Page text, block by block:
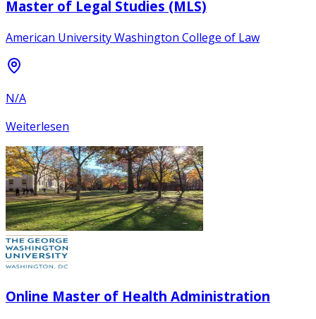
Master of Legal Studies (MLS)
American University Washington College of Law
N/A
Weiterlesen
Online Master of Health Administration